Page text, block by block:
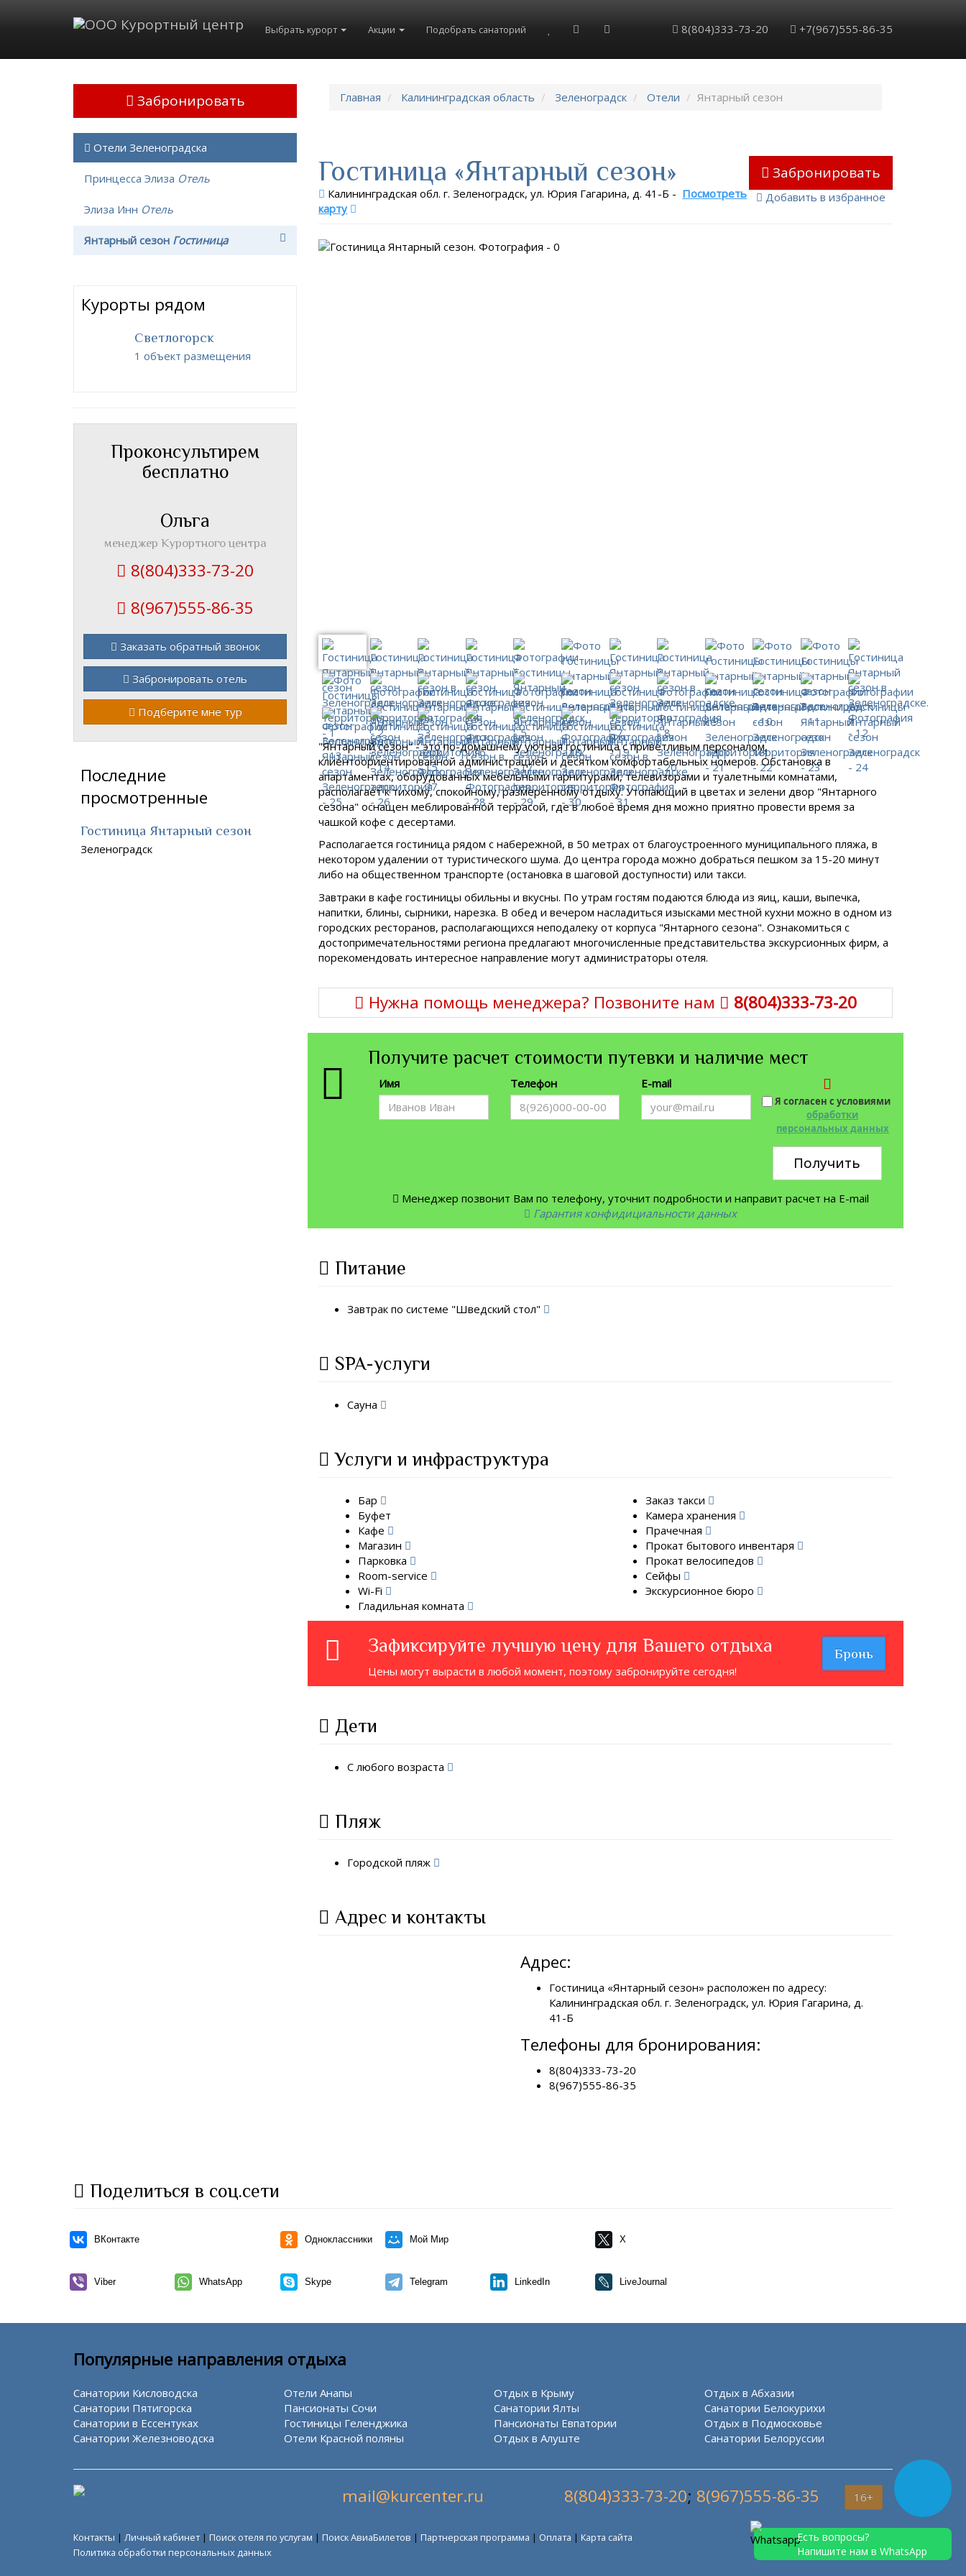
Выбрать курорт Акции Подобрать санаторий 8(804)333-73-20 +7(967)555-86-35
Главная Калининградская область Зеленоградск Отели Янтарный сезон
Забронировать
Добавить в избранное
Гостиница «Янтарный сезон»
Калининградская обл. г. Зеленоградск, ул. Юрия Гагарина, д. 41-Б - Посмотреть
карту
"Янтарный сезон" - это по-домашнему уютная гостиница с приветливым персоналом,
клиентоориентированной администрацией и десятком комфортабельных номеров. Обстановка в
апартаментах, оборудованных мебельными гарнитурами, телевизорами и туалетными комнатами,
располагает к тихому, спокойному, размеренному отдыху. Утопающий в цветах и зелени двор "Янтарного
сезона" оснащен меблированной террасой, где в любое время дня можно приятно провести время за
чашкой кофе с десертами.
Располагается гостиница рядом с набережной, в 50 метрах от благоустроенного муниципального пляжа, в
некотором удалении от туристического шума. До центра города можно добраться пешком за 15-20 минут
либо на общественном транспорте (остановка в шаговой доступности) или такси.
Завтраки в кафе гостиницы обильны и вкусны. По утрам гостям подаются блюда из яиц, каши, выпечка,
напитки, блины, сырники, нарезка. В обед и вечером насладиться изысками местной кухни можно в одном из
городских ресторанов, располагающихся неподалеку от корпуса "Янтарного сезона". Ознакомиться с
достопримечательностями региона предлагают многочисленные представительства экскурсионных фирм, а
порекомендовать интересное направление могут администраторы отеля.
Нужна помощь менеджера? Позвоните нам 8(804)333-73-20
Получите расчет стоимости путевки и наличие мест
Имя Телефон E-mail
Я согласен с условиями
обработки
персональных данных
Получить
Менеджер позвонит Вам по телефону, уточнит подробности и направит расчет на E-mail
Гарантия конфидициальности данных
Питание
Завтрак по системе "Шведский стол"
SPA-услуги
Сауна
Услуги и инфраструктура
Бар
Буфет
Кафе
Магазин
Парковка
Room-service
Wi-Fi
Гладильная комната
Заказ такси
Камера хранения
Прачечная
Прокат бытового инвентаря
Прокат велосипедов
Сейфы
Экскурсионное бюро
Зафиксируйте лучшую цену для Вашего отдыха
Цены могут вырасти в любой момент, поэтому забронируйте сегодня!
Бронь
Дети
С любого возраста
Пляж
Городской пляж
Адрес и контакты
Адрес:
Гостиница «Янтарный сезон» расположен по адресу:
Калининградская обл. г. Зеленоградск, ул. Юрия Гагарина, д.
41-Б
Телефоны для бронирования:
8(804)333-73-20
8(967)555-86-35
Забронировать
Отели Зеленоградска
Принцесса Элиза Отель
Элиза Инн Отель
Янтарный сезон Гостиница
Курорты рядом
Светлогорск
1 объект размещения
Проконсультирем
бесплатно
Ольга
менеджер Курортного центра
8(804)333-73-20
8(967)555-86-35
Заказать обратный звонок
Забронировать отель
Подберите мне тур
Последние
просмотренные
Гостиница Янтарный сезон
Зеленоградск
Поделиться в соц.сети
ВКонтакте Одноклассники Мой Мир X
Viber WhatsApp Skype Telegram LinkedIn LiveJournal
Популярные направления отдыха
Санатории Кисловодска
Санатории Пятигорска
Санатории в Ессентуках
Санатории Железноводска
Отели Анапы
Пансионаты Сочи
Гостиницы Геленджика
Отели Красной поляны
Отдых в Крыму
Санатории Ялты
Пансионаты Евпатории
Отдых в Алуште
Отдых в Абхазии
Санатории Белокурихи
Отдых в Подмосковье
Санатории Белоруссии
mail@kurcenter.ru 8(804)333-73-20; 8(967)555-86-35 16+
Контакты | Личный кабинет| Поиск отеля по услугам | Поиск АвиаБилетов | Партнерская программа | Оплата | Карта сайта
Политика обработки персональных данных
Есть вопросы?
Напишите нам в WhatsApp